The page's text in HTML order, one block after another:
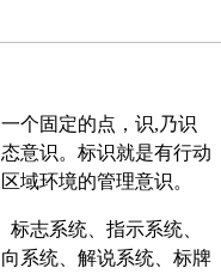
个固定的点，识,乃识
意识。标识就是有行动
域环境的管理意识。
标志系统 指示系统
系统 解说系统
标牌